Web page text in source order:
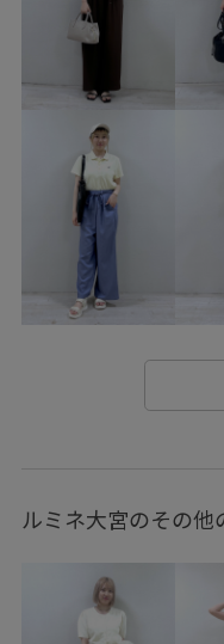
ちゃんとプラスかわいい保
カットソー
サイズ調整 サステナ
シャツワンピース シ
ストラップ
タック タックデザイン
トレンド
パール フェイクレザ
ポリウレタン ポリエ
ルミネ大宮のその他